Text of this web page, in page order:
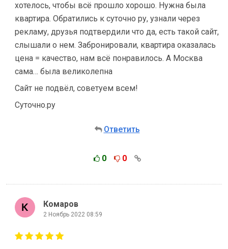
хотелось, чтобы всё прошло хорошо. Нужна была
квартира. Обратились к суточно ру, узнали через
рекламу, друзья подтвердили что да, есть такой сайт,
слышали о нем. Забронировали, квартира оказалась
цена = качество, нам всё понравилось. А Москва
сама… была великолепна
Сайт не подвёл, советуем всем!
Суточно.ру
Ответить
0 0
Комаров
2 Ноябрь 2022 08:59